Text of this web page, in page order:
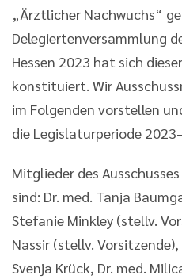
„Ärztlicher Nachwuchs“
Delegiertenversammlung
Hessen 2023 hat sich
konstituiert. Wir
im Folgenden vorstellen
die Legislaturperiode
Mitglieder des
sind: Dr. med. Tanja
Stefanie Minkley (stellv.
Nassir (stellv.
Svenja Krück, Dr. med.